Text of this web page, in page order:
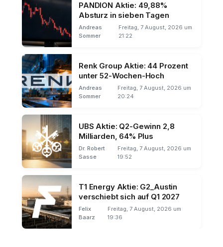
PANDION Aktie: 49,88%
Absturz in sieben Tagen
Andreas
Sommer
Freitag, 7 August, 2026 um
21:22
Renk Group Aktie: 44 Prozent
unter 52-Wochen-Hoch
Andreas
Sommer
Freitag, 7 August, 2026 um
20:24
UBS Aktie: Q2-Gewinn 2,8
Milliarden, 64% Plus
Dr. Robert
Sasse
Freitag, 7 August, 2026 um
19:52
T1 Energy Aktie: G2_Austin
verschiebt sich auf Q1 2027
Felix
Baarz
Freitag, 7 August, 2026 um
19:36